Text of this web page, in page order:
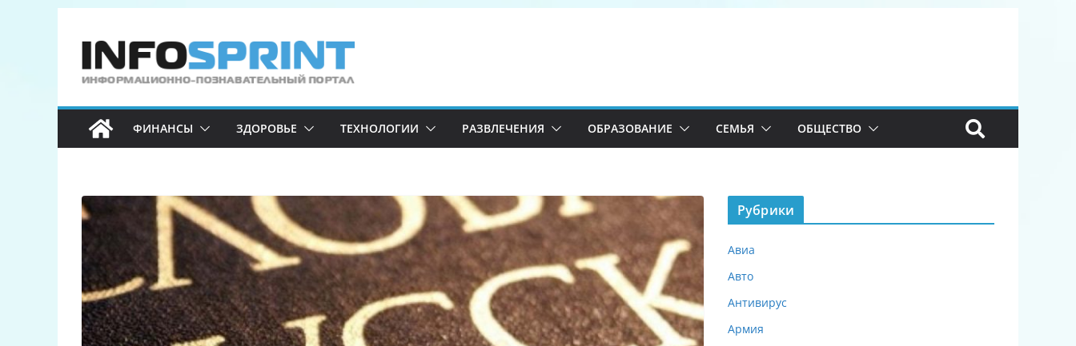
содержимому
ФИНАНСЫ ЗДОРОВЬЕ ТЕХНОЛОГИИ РАЗВЛЕЧЕНИЯ ОБРАЗОВАНИЕ СЕМЬЯ ОБЩЕСТВО
Рубрики
Авиа
Авто
Антивирус
Армия